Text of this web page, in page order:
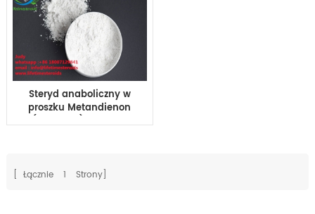
Steryd anaboliczny w
proszku Metandienon
(Dianabol) Surowce
[ Łącznie 1 Strony]